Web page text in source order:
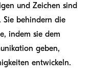
und Zeichen sind
Sie behindern die
indem sie dem
geben,
entwickeln.